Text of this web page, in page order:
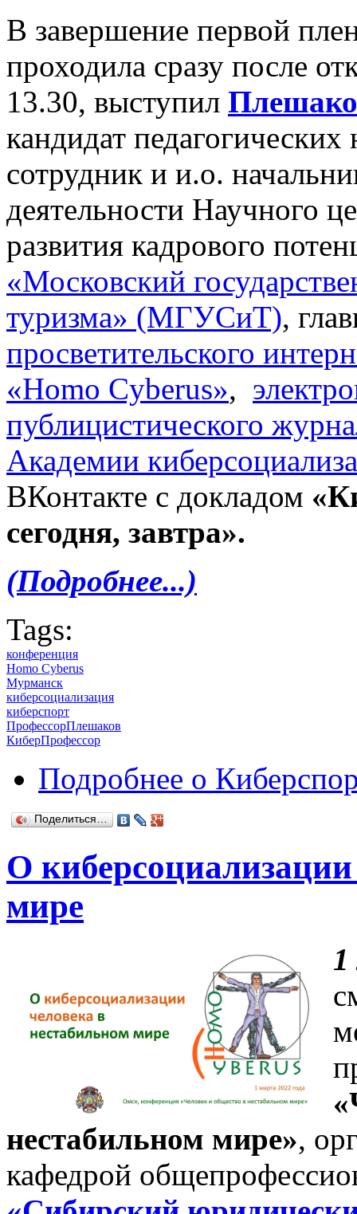
В завершение первой
проходила сразу после
13.30, выступил
кандидат
сотрудник и и.о.
деятельности Научного
развития кадрового
«Московский
туризма» (МГУСиТ),
просветительского
«Homo Cyberus»,
публицистического
Академии
ВКонтакте с докладом
сегодня, завтра».
(Подробнее...)
Tags:
конференция
Homo Cyberus
Мурманск
киберсоциализация
киберспорт
ПрофессорПлешаков
КиберПрофессор
Подробнее о
Поделиться…
О
мире
1
нестабильном мире»,
кафедрой